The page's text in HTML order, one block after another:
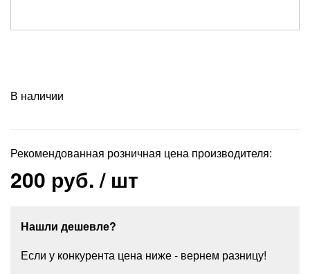
В наличии
Рекомендованная розничная цена производителя:
200 руб./ шт
Нашли дешевле?
Если у конкурента цена ниже - вернем разницу!